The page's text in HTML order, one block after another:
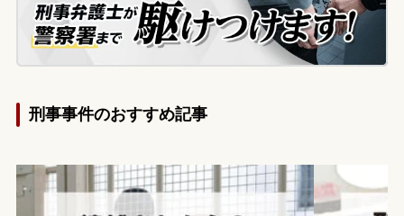
刑事事件のおすすめ記事